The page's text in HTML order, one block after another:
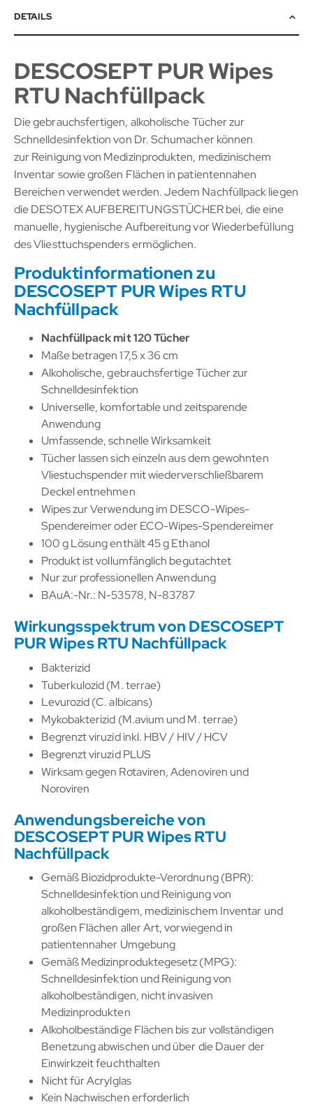
DETAILS
DESCOSEPT PUR Wipes
RTU Nachfüllpack
Die gebrauchsfertigen, alkoholische Tücher zur
Schnelldesinfektion von Dr. Schumacher können
zur Reinigung von Medizinprodukten, medizinischem
Inventar sowie großen Flächen in patientennahen
Bereichen verwendet werden. Jedem Nachfüllpack liegen
die DESOTEX AUFBEREITUNGSTÜCHER bei, die eine
manuelle, hygienische Aufbereitung vor Wiederbefüllung
des Vliesttuchspenders ermöglichen.
Produktinformationen zu
DESCOSEPT PUR Wipes RTU
Nachfüllpack
Nachfüllpack mit 120 Tücher
Maße betragen 17,5 x 36 cm
Alkoholische, gebrauchsfertige Tücher zur
Schnelldesinfektion
Universelle, komfortable und zeitsparende
Anwendung
Umfassende, schnelle Wirksamkeit
Tücher lassen sich einzeln aus dem gewohnten
Vliestuchspender mit wiederverschließbarem
Deckel entnehmen
Wipes zur Verwendung im DESCO-Wipes-
Spendereimer oder ECO-Wipes-Spendereimer
100 g Lösung enthält 45 g Ethanol
Produkt ist vollumfänglich begutachtet
Nur zur professionellen Anwendung
BAuA:-Nr.: N-53578, N-83787
Wirkungsspektrum von DESCOSEPT
PUR Wipes RTU Nachfüllpack
Bakterizid
Tuberkulozid (M. terrae)
Levurozid (C. albicans)
Mykobakterizid (M.avium und M. terrae)
Begrenzt viruzid inkl. HBV / HIV / HCV
Begrenzt viruzid PLUS
Wirksam gegen Rotaviren, Adenoviren und
Noroviren
Anwendungsbereiche von
DESCOSEPT PUR Wipes RTU
Nachfüllpack
Gemäß Biozidprodukte-Verordnung (BPR):
Schnelldesinfektion und Reinigung von
alkoholbeständigem, medizinischem Inventar und
großen Flächen aller Art, vorwiegend in
patientennaher Umgebung
Gemäß Medizinproduktegesetz (MPG):
Schnelldesinfektion und Reinigung von
alkoholbeständigen, nicht invasiven
Medizinprodukten
Alkoholbeständige Flächen bis zur vollständigen
Benetzung abwischen und über die Dauer der
Einwirkzeit feuchthalten
Nicht für Acrylglas
Kein Nachwischen erforderlich